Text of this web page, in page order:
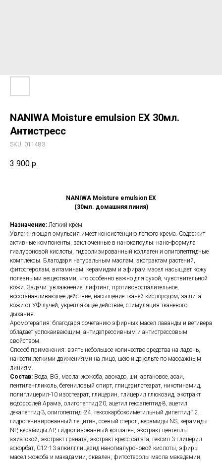
NANIWA Moisture emulsion EX 30мл.
Антистресс
SKU: 011483
3 900 р.
NANIWA Moisture emulsion EX
(30мл. домашняя линия)
Назначение: Легкий крем.
Увлажняющая эмульсия имеет консистенцию легкого крема. Содержит
активные компоненты, заключенные в нанокапсулы: нано-формула
гиалуроновой кислоты, гидролизированный коллаген и олигопептидные
комплексы. Благодаря натуральным маслам, экстрактам растений,
фитостеролам, витаминам, керамидам и эфирам масел насыщает кожу
полезными веществами, что особенно важно для сухой, чувствительной
кожи. Задачи: увлажнение, лифтинг, противовоспалительное,
восстанавливающее действие, насыщение тканей кислородом; защита
кожи от УФ-лучей, укрепляющее действие, стимуляция тканевого
дыхания.
Аромотерапия: благодаря сочетанию эфирных масел лаванды и ветивера
обладает успокаивающим, антидепрессивным и антистрессовым
свойством.
Способ применения: взять небольшое количество средства на ладонь,
нанести легкими движениями на лицо, шею и декольте по массажным
линиям.
Состав: Вода, BG, масла: жожоба, авокадо, ши, аргановое, асаи,
пентиленгликоль, бегениловый спирт, глицерилстеарат, никотинамид,
полиглицерил-10 изостеарат, глицерин, глицерил глюкозид, экстракт
водорослей Арамэ, олигопептид 20, ацетил гексапептид-8, ацетил
декапептид-3, олигопептид -24, гексокарбоксиметильный дипептид-12,
гидрогенизированный лецитин, соевый стерол, керамиды NS, керамиды
NP, керамиды AP, гидролизованный коллаген, экстракт центеллы
азиатской, экстракт граната, экстракт кресс-салата, гексил 3-глицерил
аскорбат, C12-13 алкилглицерид наногиалуроновой кислоты, эфиры
масел жожоба и макадамии, сквален, фитостеролы масла макадамии,